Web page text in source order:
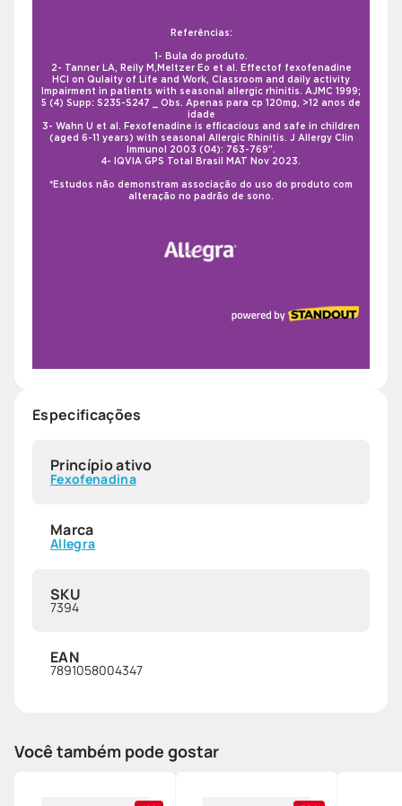
Especificações
Princípio ativo
Fexofenadina
Marca
Allegra
SKU
7394
EAN
7891058004347
Você também pode gostar